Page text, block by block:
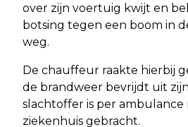
over zijn voertuig kwijt en
botsing tegen een boom in
weg.
De chauffeur raakte hierbij
de brandweer bevrijdt uit
slachtoffer is per ambulance
ziekenhuis gebracht.